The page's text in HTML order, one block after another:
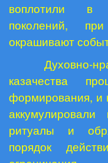
воплотили в
поколений,
окрашивают
Духовно-
казачества
формирования, и
ритуалы и
порядок